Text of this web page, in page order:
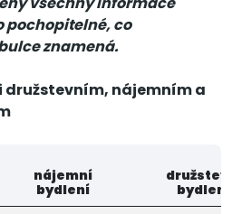
pochopitelné, co
znamená.
družstevním, nájemním a
nájemní
bydlení
bydlení